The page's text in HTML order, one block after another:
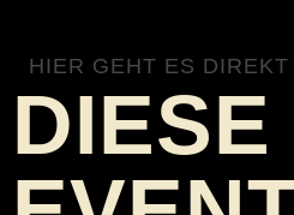
HIER GEHT ES
DIESE